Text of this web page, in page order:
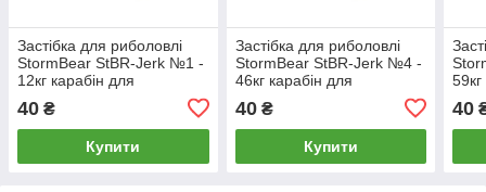
Застібка для риболовлі
StormBear StBR-Jerk №1 -
12кг карабін для
40 ₴
Купити
Застібка для риболовлі
StormBear StBR-Jerk №4 -
46кг карабін для
40₴
Купити
40